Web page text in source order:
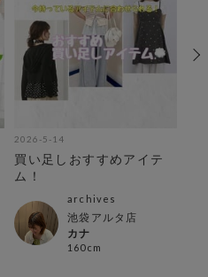
2026-5-14
買い足しおすすめアイテ
ム！
archives
池袋アルタ店
カナ
160cm